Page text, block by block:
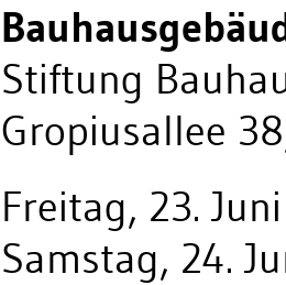
Stiftung
Gropiusallee
Freitag, 23.
Samstag, 24.